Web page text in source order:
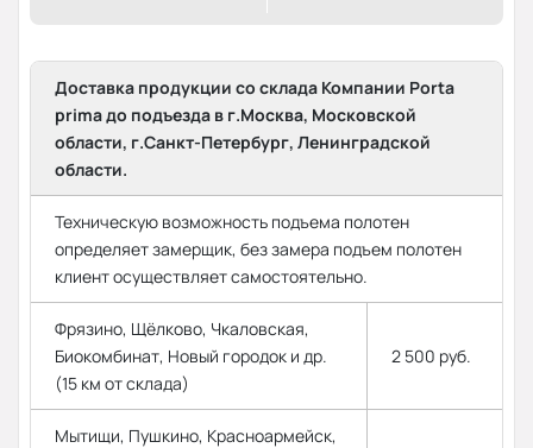
Доставка продукции со склада Компании Porta
prima до подъезда в г.Москва, Московской
области, г.Санкт-Петербург, Ленинградской
области.
Техническую возможность подъема полотен
определяет замерщик, без замера подъем полотен
клиент осуществляет самостоятельно.
Фрязино, Щёлково, Чкаловская,
Биокомбинат, Новый городок и др.
(15 км от склада)
2 500 руб.
Мытищи, Пушкино, Красноармейск,